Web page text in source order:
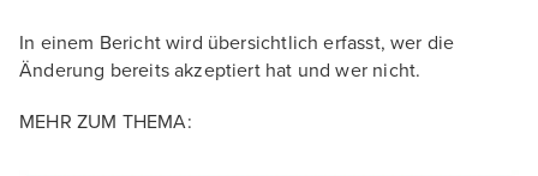
In einem Bericht wird übersichtlich erfasst, wer die
Änderung bereits akzeptiert hat und wer nicht.
MEHR ZUM THEMA: